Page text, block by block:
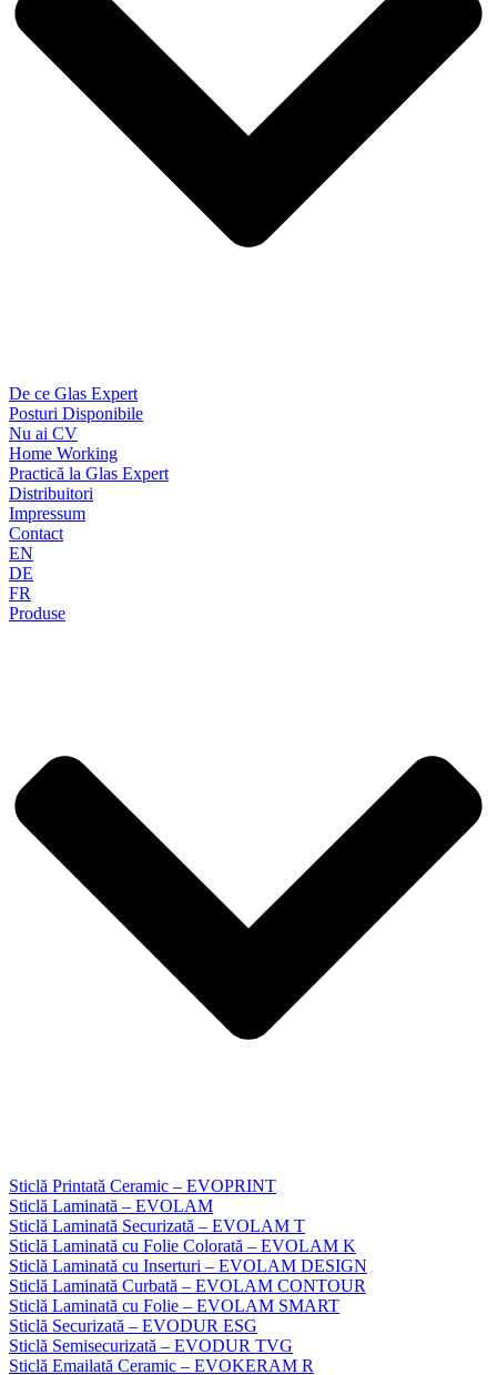
De ce Glas Expert
Posturi Disponibile
Nu ai CV
Home Working
Practică la Glas Expert
Distribuitori
Impressum
Contact
EN
DE
FR
Produse
Sticlă Printată Ceramic – EVOPRINT
Sticlă Laminată – EVOLAM
Sticlă Laminată Securizată – EVOLAM T
Sticlă Laminată cu Folie Colorată – EVOLAM K
Sticlă Laminată cu Inserturi – EVOLAM DESIGN
Sticlă Laminată Curbată – EVOLAM CONTOUR
Sticlă Laminată cu Folie – EVOLAM SMART
Sticlă Securizată – EVODUR ESG
Sticlă Semisecurizată – EVODUR TVG
Sticlă Emailată Ceramic – EVOKERAM R